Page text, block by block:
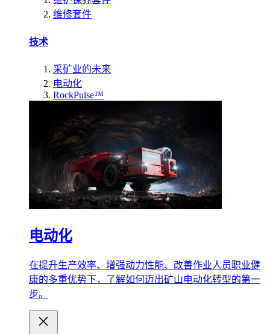
维修套件
技术
采矿业的未来
电动化
RockPulse™
电动化
在提升生产效率、增强动力性能、改善作业人员职业健
康的多重优势下，了解如何迈出矿山电动化转型的第一
步。